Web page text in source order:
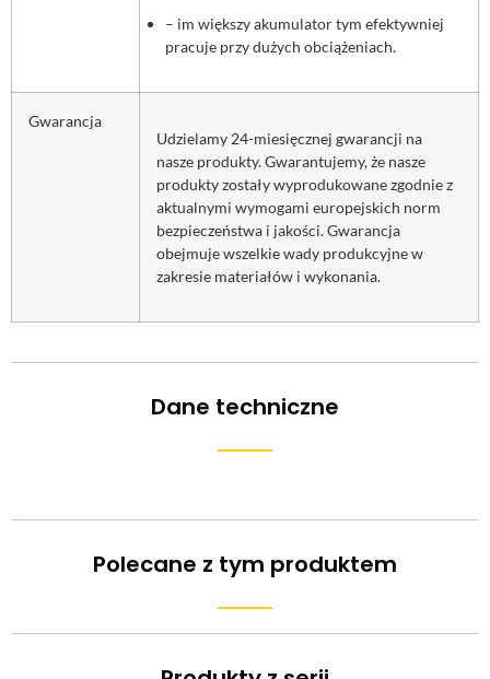
– im większy akumulator tym efektywniej
pracuje przy dużych obciążeniach.
Gwarancja
Udzielamy 24-miesięcznej gwarancji na
nasze produkty. Gwarantujemy, że nasze
produkty zostały wyprodukowane zgodnie z
aktualnymi wymogami europejskich norm
bezpieczeństwa i jakości. Gwarancja
obejmuje wszelkie wady produkcyjne w
zakresie materiałów i wykonania.
Dane techniczne
Polecane z tym produktem